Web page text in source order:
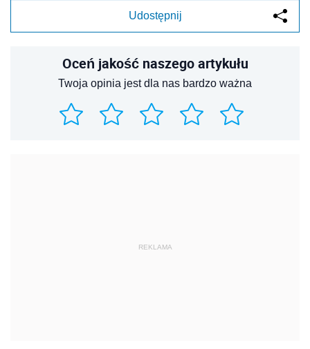
Udostępnij
Oceń jakość naszego artykułu
Twoja opinia jest dla nas bardzo ważna
REKLAMA